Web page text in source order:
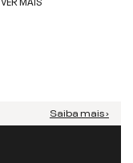
Saiba mais ›